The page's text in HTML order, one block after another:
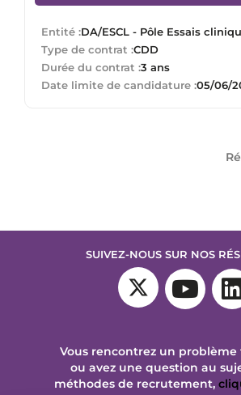
Entité :DA/ESCL - Pôle Essais
Type de contrat :CDD
Durée du contrat :3 ans
Date limite de candidature :05/06/
SUIVEZ-NOUS SUR NOS
Vous rencontrez un
ou avez une question au
méthodes de recrutement,